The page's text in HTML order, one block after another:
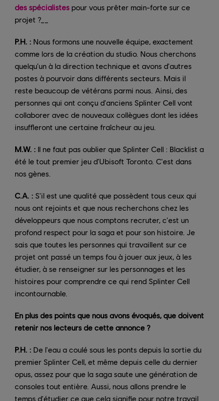
des spécialistes pour vous prêter main-forte sur ce
projet ?__
P.H. : Nous formons une nouvelle équipe, exactement
comme lors de la création du studio. Nous cherchons
quelqu'un à la direction technique et avons d'autres
postes à pourvoir dans différents secteurs. Mais il
reste beaucoup de vétérans parmi nous. Ainsi, des
personnes qui ont conçu d'anciens Splinter Cell vont
collaborer avec de nouveaux collègues dont les idées
insuffleront une certaine fraîcheur au jeu.
M.W. : Il ne faut pas oublier que Splinter Cell : Blacklist a
été le tout premier jeu d'Ubisoft Toronto. C'est dans
nos gènes.
C.A. : S'il est une qualité que possèdent tous ceux qui
nous ont rejoints et que nous recherchons chez les
développeurs que nous comptons recruter, c'est un
profond respect pour la saga et pour son histoire. Je
sais que toutes les personnes qui travaillent sur ce
projet ont passé un temps fou à jouer aux jeux, à les
étudier, à se renseigner sur les personnages et les
histoires pour comprendre ce qui rend Splinter Cell
incontournable.
En plus des points que nous avons évoqués, que doivent
retenir nos lecteurs de cette annonce ?
P.H. : De l'eau a coulé sous les ponts depuis la sortie du
premier Splinter Cell, et même depuis celle du dernier
opus, assez pour que la saga saute une génération de
consoles tout entière. Aussi, nous allons prendre le
temps d'étudier ce que cela signifie pour notre travail